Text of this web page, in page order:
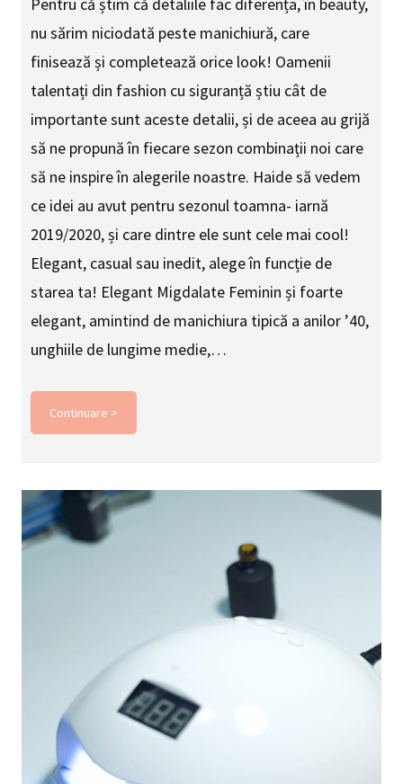
nu sărim niciodată peste manichiură, care
finisează și completează orice look! Oamenii
talentați din fashion cu siguranță știu cât de
importante sunt aceste detalii, și de aceea au grijă
să ne propună în fiecare sezon combinații noi care
să ne inspire în alegerile noastre. Haide să vedem
ce idei au avut pentru sezonul toamna- iarnă
2019/2020, și care dintre ele sunt cele mai cool!
Elegant, casual sau inedit, alege în funcție de
starea ta! Elegant Migdalate Feminin și foarte
elegant, amintind de manichiura tipică a anilor ’40,
unghiile de lungime medie,…
Continuare >